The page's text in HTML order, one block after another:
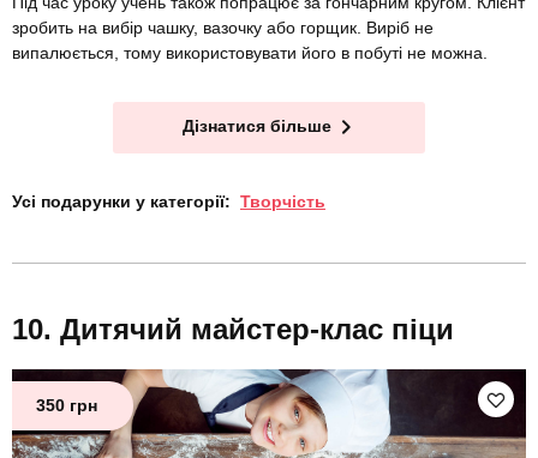
зробить на вибір чашку, вазочку або горщик. Виріб не
випалюється, тому використовувати його в побуті не можна.
Дізнатися більше
Усі подарунки у категорії: Творчість
Дитячий майстер-клас піци
350 грн